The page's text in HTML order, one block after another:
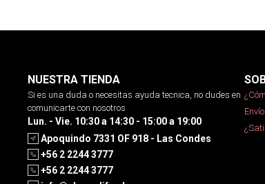
NUESTRA TIENDA
Si es una duda o necesitas ayuda tecnica, no dudes en
comunicarte con nosotros
Lun. - Vie. 10:30 a 14:30 - 15:00 a 19:00
Apoquindo 7331 OF 918 - Las Condes
+56 2 2244 3777
+56 2 2244 3777